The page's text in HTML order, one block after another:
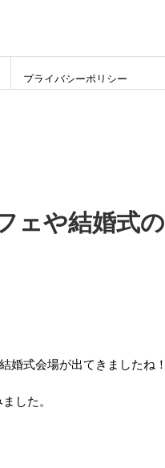
プライバシーポリシー
ェや結婚式の
婚式会場が出てきましたね！
した。